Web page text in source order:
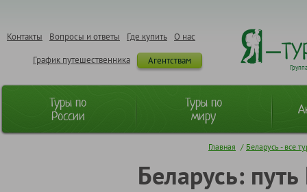
О нас
Где купить
Вопросы и ответы
Контакты
Агентствам
График путешественника
Туры по
России
Туры по
миру
Главная / Беларусь - все
Беларусь: